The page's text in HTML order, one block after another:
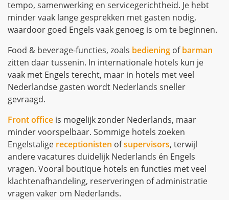
tempo, samenwerking en servicegerichtheid. Je hebt
minder vaak lange gesprekken met gasten nodig,
waardoor goed Engels vaak genoeg is om te beginnen.
Food & beverage-functies, zoals bediening ofbarman
zitten daar tussenin. In internationale hotels kun je
vaak met Engels terecht, maar in hotels met veel
Nederlandse gasten wordt Nederlands sneller
gevraagd.
Front office is mogelijk zonder Nederlands, maar
minder voorspelbaar. Sommige hotels zoeken
Engelstalige receptionisten ofsupervisors, terwijl
andere vacatures duidelijk Nederlands én Engels
vragen. Vooral boutique hotels en functies met veel
klachtenafhandeling, reserveringen of administratie
vragen vaker om Nederlands.